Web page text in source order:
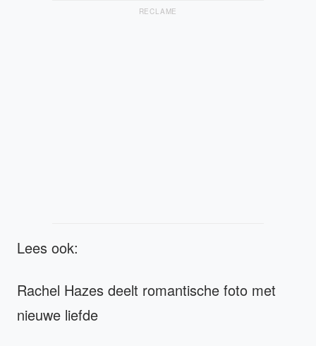
RECLAME
Lees ook:
Rachel Hazes deelt romantische foto met
nieuwe liefde